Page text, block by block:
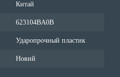
Китай
623104BA0B
Ударопрочный пластик
Новий